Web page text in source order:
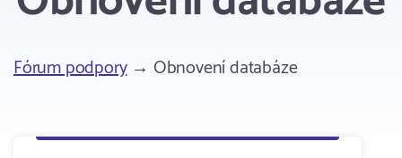
Fórum podpory→ Obnovení databáze